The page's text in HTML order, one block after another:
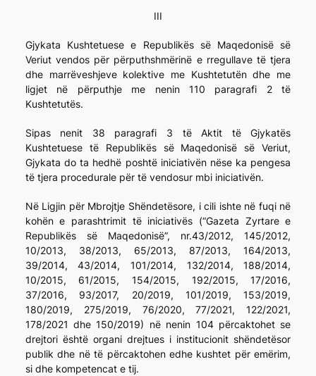
III
Gjykata Kushtetuese e Republikës së Maqedonisë së
Veriut vendos për përputhshmërinë e rregullave të tjera
dhe marrëveshjeve kolektive me Kushtetutën dhe me
ligjet në përputhje me nenin 110 paragrafi 2 të
Kushtetutës.
Sipas nenit 38 paragrafi 3 të Aktit të Gjykatës
Kushtetuese të Republikës së Maqedonisë së Veriut,
Gjykata do ta hedhë poshtë iniciativën nëse ka pengesa
të tjera procedurale për të vendosur mbi iniciativën.
Në Ligjin për Mbrojtje Shëndetësore, i cili ishte në fuqi në
kohën e parashtrimit të iniciativës (“Gazeta Zyrtare e
Republikës së Maqedonisë”, nr.43/2012, 145/2012,
10/2013, 38/2013, 65/2013, 87/2013, 164/2013,
39/2014, 43/2014, 101/2014, 132/2014, 188/2014,
10/2015, 61/2015, 154/2015, 192/2015, 17/2016,
37/2016, 93/2017, 20/2019, 101/2019, 153/2019,
180/2019, 275/2019, 76/2020, 77/2021, 122/2021,
178/2021 dhe 150/2019) në nenin 104 përcaktohet se
drejtori është organi drejtues i institucionit shëndetësor
publik dhe në të përcaktohen edhe kushtet për emërim,
si dhe kompetencat e tij.